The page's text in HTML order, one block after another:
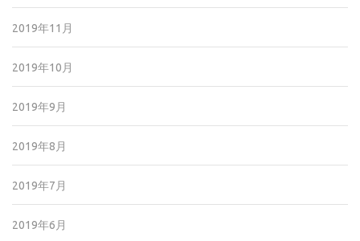
2019年11月
2019年10月
2019年9月
2019年8月
2019年7月
2019年6月